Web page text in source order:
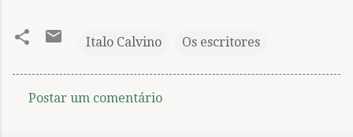
Italo Calvino Os escritores
Postar um comentário